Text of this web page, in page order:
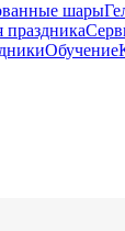
шары
праздника
Обучение